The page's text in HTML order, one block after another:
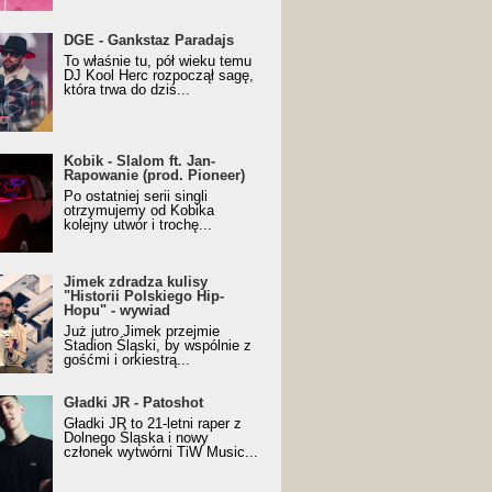
z nagrodą za
Trueschoolowy
Roku (Popkillery 2023)
DGE - Gankstaz Paradajs
To właśnie tu, pół wieku temu
DJ Kool Herc rozpoczął sagę,
która trwa do dziś...
- Slalom ft. Jan-
(prod. Pioneer)
Music Visualiser]
Kobik - Slalom ft. Jan-
Rapowanie (prod. Pioneer)
Po ostatniej serii singli
otrzymujemy od Kobika
kolejny utwór i trochę...
zdradza kulisy "Historii
Hip-Hopu" - wywiad
Jimek zdradza kulisy
"Historii Polskiego Hip-
Hopu" - wywiad
Już jutro Jimek przejmie
Stadion Śląski, by wspólnie z
gośćmi i orkiestrą...
JR - Patoshot
Gładki JR - Patoshot
Gładki JR to 21-letni raper z
Dolnego Śląska i nowy
członek wytwórni TiW Music...